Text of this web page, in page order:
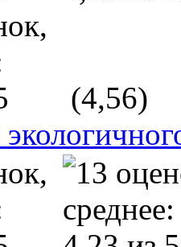
(4,56)